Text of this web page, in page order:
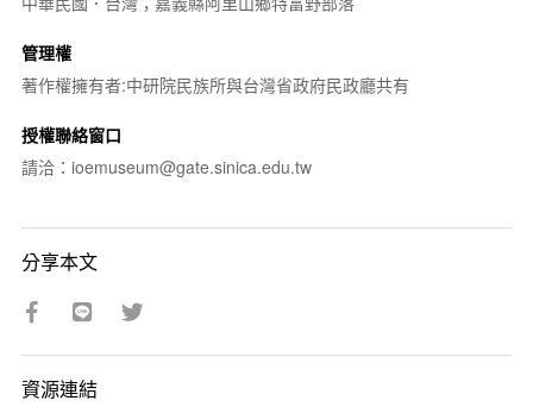
管理權
著作權擁有者:中研院民族所與台灣省政府民政廳共有
授權聯絡窗口
請洽：ioemuseum@gate.sinica.edu.tw
分享本文
資源連結